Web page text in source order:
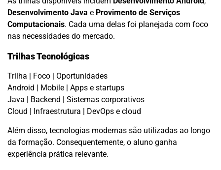
Desenvolvimento Java e Provimento de Serviços
Computacionais. Cada uma delas foi planejada com foco
nas necessidades do mercado.
Trilhas Tecnológicas
Trilha | Foco | Oportunidades
Android | Mobile | Apps e startups
Java | Backend | Sistemas corporativos
Cloud | Infraestrutura | DevOps e cloud
Além disso, tecnologias modernas são utilizadas ao longo
da formação. Consequentemente, o aluno ganha
experiência prática relevante.